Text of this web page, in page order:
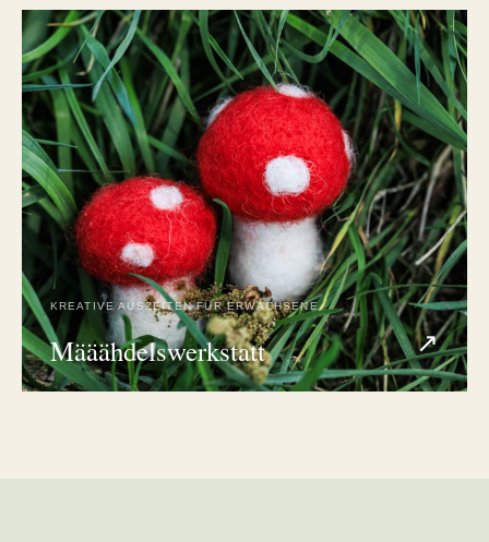
KREATIVE AUSZEITEN FÜR ERWACHSENE
Määähdelswerkstatt ↗